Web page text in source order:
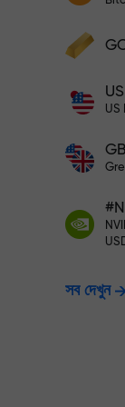
হার
US
সব দেখুন